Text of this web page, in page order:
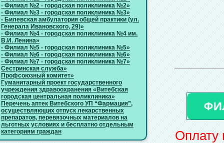
- Филиал №2 - городская поликлиника №2»
- Филиал №3 - городская поликлиника №3»
- Билевская амбулатория общей практики (ул.
Генерала Ивановского, 29)»
- Филиал №4 - городская поликлиника №4 им.
В.И. Ленина»
- Филиал №5 - городская поликлиника №5»
- Филиал №6 - городская поликлиника №6»
- Филиал №7 - городская поликлиника №7»
Сестринская служба»
Профсоюзный комитет»
Гуманитарный проект государственного
учреждения здравоохранения «Витебская
городская центральная поликлиника»
Перечень аптек Витебского УП “Фармация”,
осуществляющих отпуск лекарственных
препаратов, перевязочных материалов на
льготных условиях и бесплатно отдельным
категориям граждан
Оплату